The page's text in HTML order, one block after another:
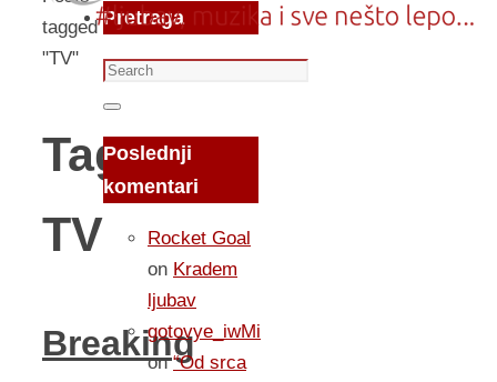
tagged
"TV"
Tag:
TV
Breaking
Pretraga
Search
for:
Search
Poslednji
komentari
Rocket Goal
on Kradem
ljubav
gotovye_iwMi
on“Od srca